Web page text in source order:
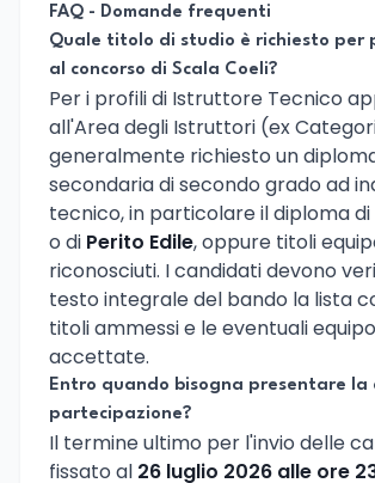
FAQ - Domande frequenti
Quale titolo di studio è richiesto per
al concorso di Scala Coeli?
Per i profili di Istruttore Tecnico
all'Area degli Istruttori (ex
generalmente richiesto un
secondaria di secondo grado ad
tecnico, in particolare il diploma di
o di Perito Edile, oppure titoli
riconosciuti. I candidati devono
testo integrale del bando la lista
titoli ammessi e le eventuali
accettate.
Entro quando bisogna presentare la
partecipazione?
Il termine ultimo per l'invio delle
fissato al 26 luglio 2026 alle ore